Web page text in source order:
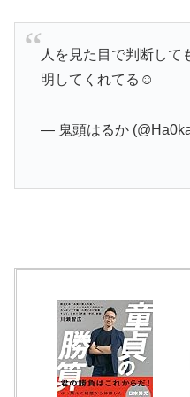
人を見た目で判断して
明してくれてる☺️
— 鬼頭はるか